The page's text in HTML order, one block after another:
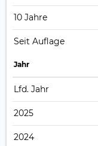
10 Jahre
Seit Auflage
Jahr
Lfd. Jahr
2025
2024